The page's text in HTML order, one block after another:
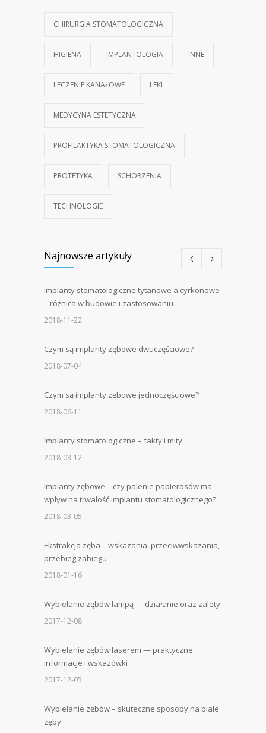
CHIRURGIA STOMATOLOGICZNA
HIGIENA IMPLANTOLOGIA INNE
LECZENIE KANAŁOWE LEKI
MEDYCYNA ESTETYCZNA
PROFILAKTYKA STOMATOLOGICZNA
PROTETYKA SCHORZENIA
TECHNOLOGIE
Najnowsze artykuły
Implanty stomatologiczne tytanowe a cyrkonowe
– różnica w budowie i zastosowaniu
2018-11-22
Czym są implanty zębowe dwuczęściowe?
2018-07-04
Czym są implanty zębowe jednoczęściowe?
2018-06-11
Implanty stomatologiczne – fakty i mity
2018-03-12
Implanty zębowe – czy palenie papierosów ma
wpływ na trwałość implantu stomatologicznego?
2018-03-05
Ekstrakcja zęba – wskazania, przeciwwskazania,
przebieg zabiegu
2018-01-16
Wybielanie zębów lampą — działanie oraz zalety
2017-12-08
Wybielanie zębów laserem — praktyczne
informacje i wskazówki
2017-12-05
Wybielanie zębów – skuteczne sposoby na białe
zęby